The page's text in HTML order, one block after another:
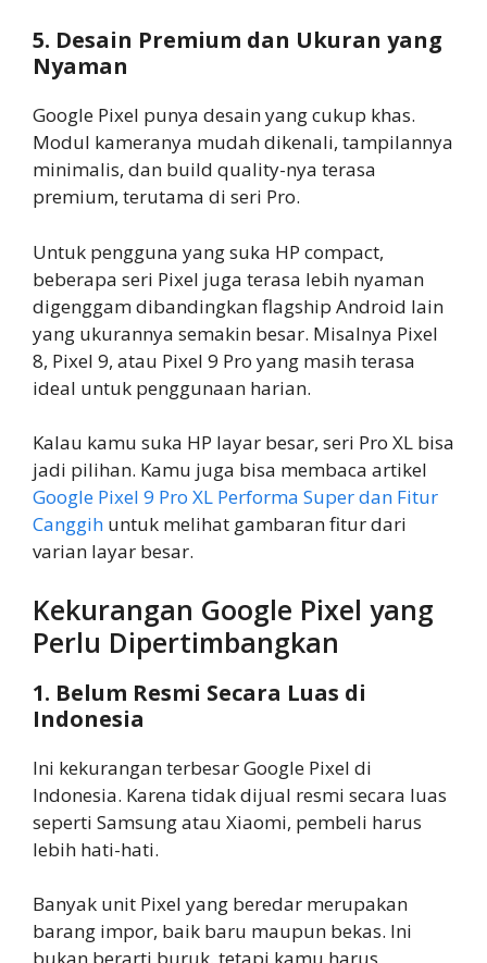
5. Desain Premium dan Ukuran yang
Nyaman
Google Pixel punya desain yang cukup khas.
Modul kameranya mudah dikenali, tampilannya
minimalis, dan build quality-nya terasa
premium, terutama di seri Pro.
Untuk pengguna yang suka HP compact,
beberapa seri Pixel juga terasa lebih nyaman
digenggam dibandingkan flagship Android lain
yang ukurannya semakin besar. Misalnya Pixel
8, Pixel 9, atau Pixel 9 Pro yang masih terasa
ideal untuk penggunaan harian.
Kalau kamu suka HP layar besar, seri Pro XL bisa
jadi pilihan. Kamu juga bisa membaca artikel
Google Pixel 9 Pro XL Performa Super dan Fitur
Canggih untuk melihat gambaran fitur dari
varian layar besar.
Kekurangan Google Pixel yang
Perlu Dipertimbangkan
1. Belum Resmi Secara Luas di
Indonesia
Ini kekurangan terbesar Google Pixel di
Indonesia. Karena tidak dijual resmi secara luas
seperti Samsung atau Xiaomi, pembeli harus
lebih hati-hati.
Banyak unit Pixel yang beredar merupakan
barang impor, baik baru maupun bekas. Ini